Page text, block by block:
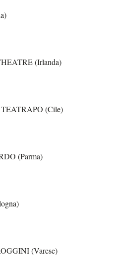
(Irlanda)
(Cile)
(Parma)
(Varese)